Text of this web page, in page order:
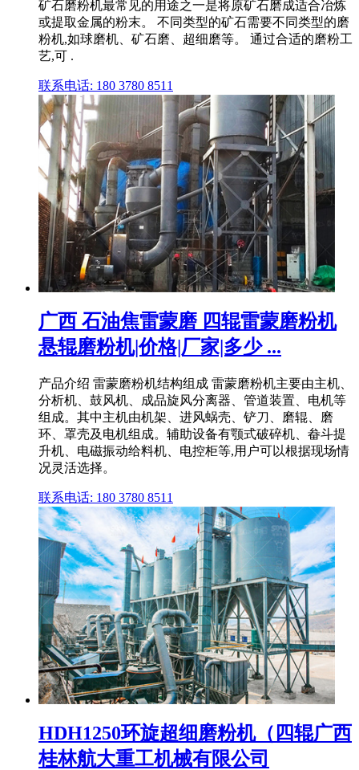
矿石磨粉机最常见的用途之一是将原矿石磨成适合冶炼
或提取金属的粉末。 不同类型的矿石需要不同类型的磨
粉机,如球磨机、矿石磨、超细磨等。 通过合适的磨粉工
艺,可 .
联系电话: 180 3780 8511
广西 石油焦雷蒙磨 四辊雷蒙磨粉机
悬辊磨粉机|价格|厂家|多少 ...
产品介绍 雷蒙磨粉机结构组成 雷蒙磨粉机主要由主机、
分析机、鼓风机、成品旋风分离器、管道装置、电机等
组成。其中主机由机架、进风蜗壳、铲刀、磨辊、磨
环、罩壳及电机组成。辅助设备有颚式破碎机、畚斗提
升机、电磁振动给料机、电控柜等,用户可以根据现场情
况灵活选择。
联系电话: 180 3780 8511
HDH1250环旋超细磨粉机（四辊广西
桂林航大重工机械有限公司